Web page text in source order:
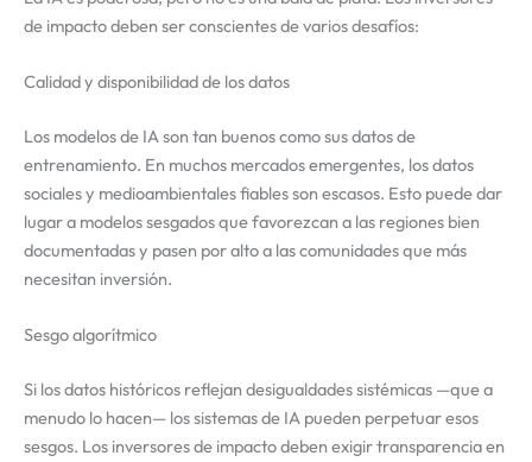
de impacto deben ser conscientes de varios desafíos:
Calidad y disponibilidad de los datos
Los modelos de IA son tan buenos como sus datos de
entrenamiento. En muchos mercados emergentes, los datos
sociales y medioambientales fiables son escasos. Esto puede dar
lugar a modelos sesgados que favorezcan a las regiones bien
documentadas y pasen por alto a las comunidades que más
necesitan inversión.
Sesgo algorítmico
Si los datos históricos reflejan desigualdades sistémicas —que a
menudo lo hacen— los sistemas de IA pueden perpetuar esos
sesgos. Los inversores de impacto deben exigir transparencia en